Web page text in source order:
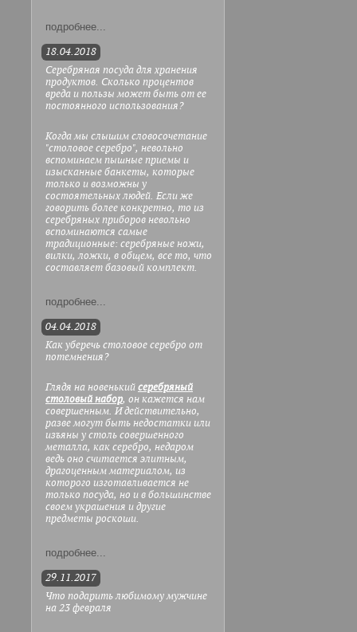
подробнее...
18.04.2018
Серебряная посуда для хранения
продуктов. Сколько процентов
вреда и пользы может быть от ее
постоянного использования?
Когда мы слышим словосочетание
"столовое серебро", невольно
вспоминаем пышные приемы и
изысканные банкеты, которые
только и возможны у
состоятельных людей. Если же
говорить более конкретно, то из
серебряных приборов невольно
вспоминаются самые
традиционные: серебряные ножи,
вилки, ложки, в общем, все то, что
составляет базовый комплект.
подробнее...
04.04.2018
Как уберечь столовое серебро от
потемнения?
Глядя на новенький серебряный
столовый набор, он кажется нам
совершенным. И действительно,
разве могут быть недостатки или
изъяны у столь совершенного
металла, как серебро, недаром
ведь оно считается элитным,
драгоценным материалом, из
которого изготавливается не
только посуда, но и в большинстве
своем украшения и другие
предметы роскоши.
подробнее...
29.11.2017
Что подарить любимому мужчине
на 23 февраля